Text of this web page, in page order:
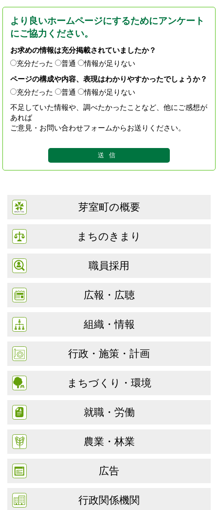
より良いホームページにするためにアンケート
にご協力ください。
お求めの情報は充分掲載されていましたか？
充分だった
普通
情報が足りない
ページの構成や内容、表現はわかりやすかったでしょうか？
充分だった
普通
情報が足りない
不足していた情報や、調べたかったことなど、他にご感想が
あれば
ご意見・お問い合わせフォームからお送りください。
芽室町の概要
まちのきまり
職員採用
広報・広聴
組織・情報
行政・施策・計画
まちづくり・環境
就職・労働
農業・林業
広告
行政関係機関